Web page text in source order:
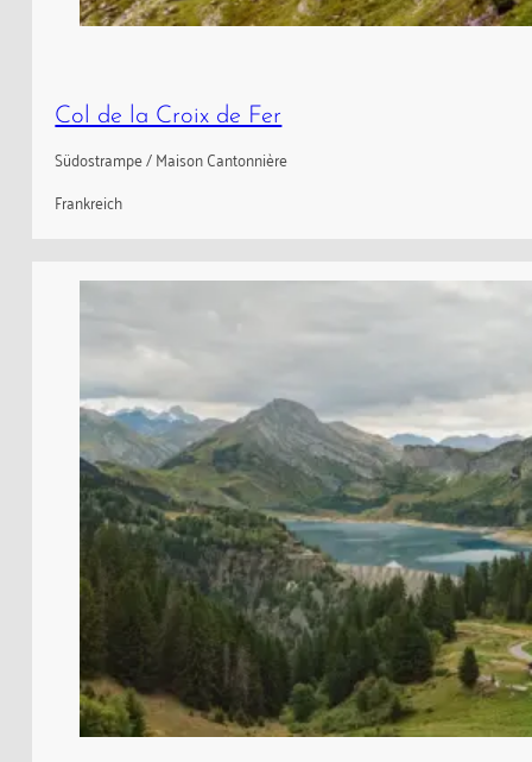
Col de la Croix de Fer
Südostrampe / Maison Cantonnière
Frankreich